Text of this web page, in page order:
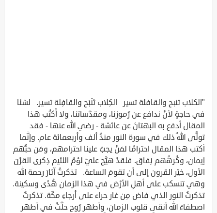
"الكلاب تنبح والقافلة تسير الكِلاب تَنْبَح والقافِلة تسير. لسْنَا
في حاجةٍ لأنْ ندافع عن رُموزنا، ومقدَّساتنا، ولا أَكتُب هذا
المقال أدفع به البهتانَ عن عائشة - رضي الله عنها - فقد
تولَّى اللهُ ذلك في سورة النور منذُ ألف وأربعمائة عام. وإنَّما
أكتب هذا المقال احترامًا لمَنْ يجبُ علينا احترامهم، ومَن حبُّهم
إيمان، وكُرهُهم نِفاق. فلقدْ هيَّج عليَّ لؤمُ اللئيم ذِكرى القرْن
الأول، خيْر القرون إلى أن تقومَ الساعة. تذكرتُ آثارَ رحمة الله
وهي تنسكب على أهلِ الأرْض في هذا الزمان هُدًى وسكينة.
تذكرتُ النور الذي فاض مِن غار حراء على أرجاءِ مكَّة. تذكرتُ
اصطفاءَ الله أنقى قلوب الزمان، وأطهر رُوح حلَّتْ في أطهر